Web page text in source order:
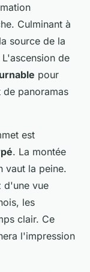
Culminant à
source de la
de
pour
panoramas
est
. La montée
vaut la peine.
d'une vue
les
clair. Ce
l'impression